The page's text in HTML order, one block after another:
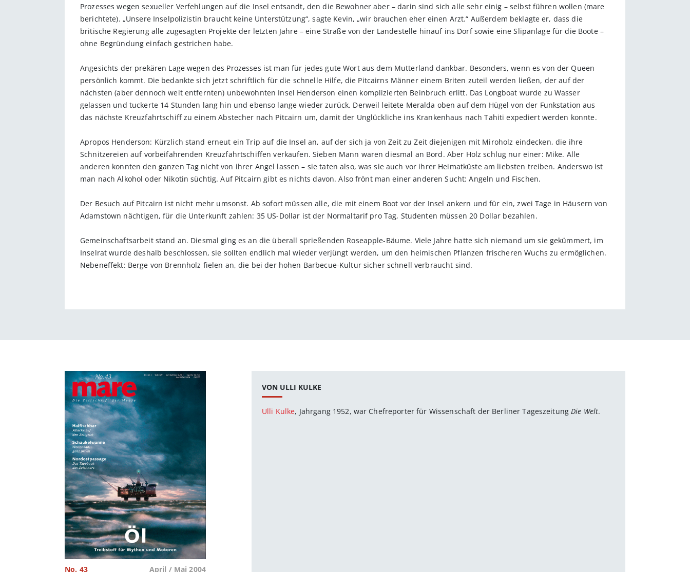
Prozesses wegen sexueller Verfehlungen auf die Insel entsandt, den die Bewohner aber – darin sind sich alle sehr einig – selbst führen wollen (mare
berichtete). „Unsere Inselpolizistin braucht keine Unterstützung“, sagte Kevin, „wir brauchen eher einen Arzt.“ Außerdem beklagte er, dass die
britische Regierung alle zugesagten Projekte der letzten Jahre – eine Straße von der Landestelle hinauf ins Dorf sowie eine Slipanlage für die Boote –
ohne Begründung einfach gestrichen habe.
Angesichts der prekären Lage wegen des Prozesses ist man für jedes gute Wort aus dem Mutterland dankbar. Besonders, wenn es von der Queen
persönlich kommt. Die bedankte sich jetzt schriftlich für die schnelle Hilfe, die Pitcairns Männer einem Briten zuteil werden ließen, der auf der
nächsten (aber dennoch weit entfernten) unbewohnten Insel Henderson einen komplizierten Beinbruch erlitt. Das Longboat wurde zu Wasser
gelassen und tuckerte 14 Stunden lang hin und ebenso lange wieder zurück. Derweil leitete Meralda oben auf dem Hügel von der Funkstation aus
das nächste Kreuzfahrtschiff zu einem Abstecher nach Pitcairn um, damit der Unglückliche ins Krankenhaus nach Tahiti expediert werden konnte.
Apropos Henderson: Kürzlich stand erneut ein Trip auf die Insel an, auf der sich ja von Zeit zu Zeit diejenigen mit Miroholz eindecken, die ihre
Schnitzereien auf vorbeifahrenden Kreuzfahrtschiffen verkaufen. Sieben Mann waren diesmal an Bord. Aber Holz schlug nur einer: Mike. Alle
anderen konnten den ganzen Tag nicht von ihrer Angel lassen – sie taten also, was sie auch vor ihrer Heimatküste am liebsten treiben. Anderswo ist
man nach Alkohol oder Nikotin süchtig. Auf Pitcairn gibt es nichts davon. Also frönt man einer anderen Sucht: Angeln und Fischen.
Der Besuch auf Pitcairn ist nicht mehr umsonst. Ab sofort müssen alle, die mit einem Boot vor der Insel ankern und für ein, zwei Tage in Häusern von
Adamstown nächtigen, für die Unterkunft zahlen: 35 US-Dollar ist der Normaltarif pro Tag, Studenten müssen 20 Dollar bezahlen.
Gemeinschaftsarbeit stand an. Diesmal ging es an die überall sprießenden Roseapple-Bäume. Viele Jahre hatte sich niemand um sie gekümmert, im
Inselrat wurde deshalb beschlossen, sie sollten endlich mal wieder verjüngt werden, um den heimischen Pflanzen frischeren Wuchs zu ermöglichen.
Nebeneffekt: Berge von Brennholz fielen an, die bei der hohen Barbecue-Kultur sicher schnell verbraucht sind.
No. 43 April / Mai 2004
VON ULLI KULKE
Ulli Kulke, Jahrgang 1952, war Chefreporter für Wissenschaft der Berliner TageszeitungDie Welt.